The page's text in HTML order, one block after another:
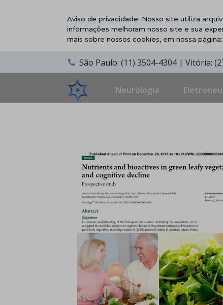
Aviso de privacidade: Nosso site utiliza
informações melhoram nosso site e sua
mais sobre nossos cookies, em nossa página:
São Paulo: (11) 3504-4304 | Vitória:
Neurologia